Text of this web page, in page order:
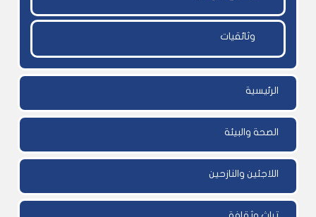
وثائقيات
الرئيسية
الصحة والبيئة
اللاجئين والنازحين